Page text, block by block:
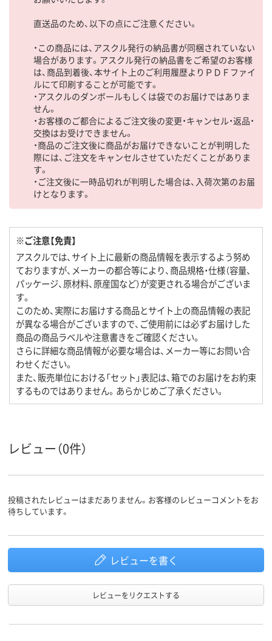
直送品のため、以下の点にご注意ください。
・この商品には、アスクル発行の納品書が同梱されていない
場合があります。アスクル発行の納品書をご希望のお客様
は、商品到着後、本サイト上のご利用履歴よりＰＤＦファイ
ルにて印刷することが可能です。
・アスクルのダンボールもしくは袋でのお届けではありま
せん。
・お客様のご都合によるご注文後の変更・キャンセル・返品・
交換はお受けできません。
・商品のご注文後に商品がお届けできないことが判明した
際には、ご注文をキャンセルさせていただくことがありま
す。
・ご注文後に一時品切れが判明した場合は、入荷次第のお届
けとなります。
※ご注意【免責】
アスクルでは、サイト上に最新の商品情報を表示するよう努め
ておりますが、メーカーの都合等により、商品規格・仕様（容量、
パッケージ、原材料、原産国など）が変更される場合がございま
す。
このため、実際にお届けする商品とサイト上の商品情報の表記
が異なる場合がございますので、ご使用前には必ずお届けした
商品の商品ラベルや注意書きをご確認ください。
さらに詳細な商品情報が必要な場合は、メーカー等にお問い合
わせください。
また、販売単位における「セット」表記は、箱でのお届けをお約束
するものではありません。あらかじめご了承ください。
レビュー（0件）
投稿されたレビューはまだありません。お客様のレビューコメントをお
待ちしています。
レビューを書く
レビューをリクエストする